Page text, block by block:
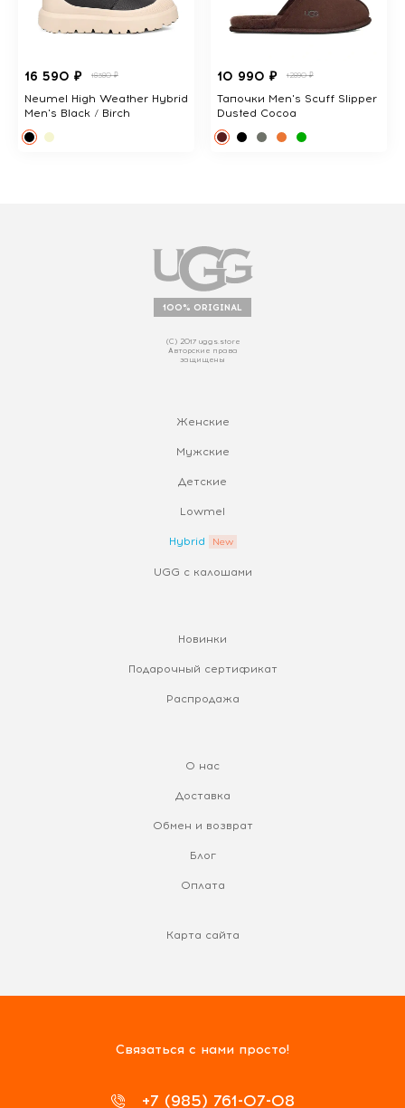
16 590 ₽ 18380 ₽
Neumel High Weather Hybrid
Men's Black / Birch
10 990 ₽ 12890 ₽
Тапочки Men's Scuff Slipper
Dusted Cocoa
100% ORIGINAL
(С) 2017 uggs.store
Авторские права
защищены
Женские
Мужские
Детские
Lowmel
Hybrid
UGG с калошами
Новинки
Подарочный сертификат
Распродажа
О нас
Доставка
Обмен и возврат
Блог
Оплата
Карта сайта
Связаться с нами просто!
+7 (985) 761-07-08